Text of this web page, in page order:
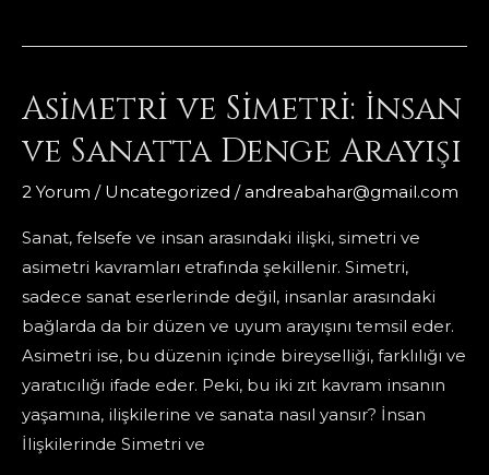
Asimetri ve Simetri: İnsan
ve Sanatta Denge Arayışı
2 Yorum / Uncategorized /andreabahar@gmail.com
Sanat, felsefe ve insan arasındaki ilişki, simetri ve
asimetri kavramları etrafında şekillenir. Simetri,
sadece sanat eserlerinde değil, insanlar arasındaki
bağlarda da bir düzen ve uyum arayışını temsil eder.
Asimetri ise, bu düzenin içinde bireyselliği, farklılığı ve
yaratıcılığı ifade eder. Peki, bu iki zıt kavram insanın
yaşamına, ilişkilerine ve sanata nasıl yansır? İnsan
İlişkilerinde Simetri ve